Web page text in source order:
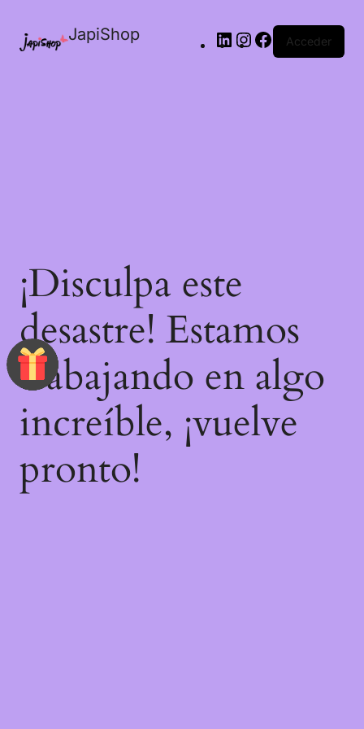
JapiShop Acceder
¡Disculpa este
desastre! Estamos
trabajando en algo
increíble, ¡vuelve
pronto!